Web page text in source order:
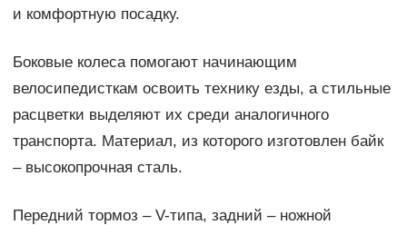
и комфортную посадку.
Боковые колеса помогают начинающим
велосипедисткам освоить технику езды, а стильные
расцветки выделяют их среди аналогичного
транспорта. Материал, из которого изготовлен байк
– высокопрочная сталь.
Передний тормоз – V-типа, задний – ножной